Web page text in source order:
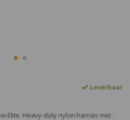
Leverbaar
Elite. Heavy-duty nylon harnas met